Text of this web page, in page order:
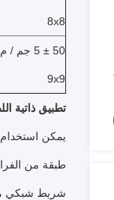
8x8
9x9
تطبيق ذاتية
يمكن استخدام
طبقة من